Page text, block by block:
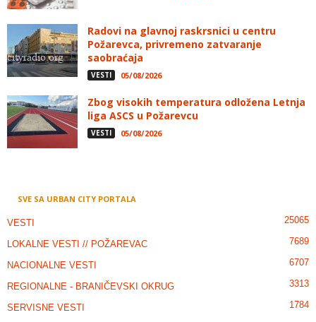
Radovi na glavnoj raskrsnici u centru
Požarevca, privremeno zatvaranje
saobraćaja
VESTI 05/08/2026
Zbog visokih temperatura odložena Letnja
liga ASCS u Požarevcu
VESTI 05/08/2026
SVE SA URBAN CITY PORTALA
VESTI 25065
LOKALNE VESTI // POŽAREVAC 7689
NACIONALNE VESTI 6707
REGIONALNE - BRANIČEVSKI OKRUG 3313
SERVISNE VESTI
1784